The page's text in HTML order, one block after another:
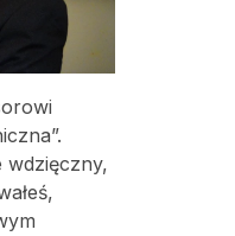
wdzięczny,